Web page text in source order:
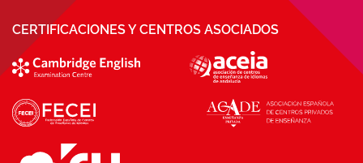
CERTIFICACIONES Y CENTROS ASOCIADOS